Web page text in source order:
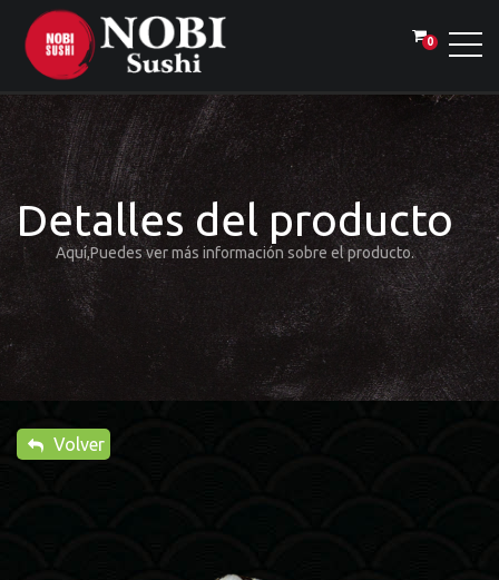
0
Detalles del producto
Aquí,Puedes ver más información sobre el producto.
Volver